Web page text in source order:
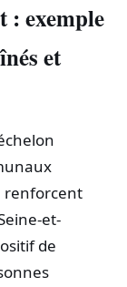
: exemple
et
renforcent
et-
de